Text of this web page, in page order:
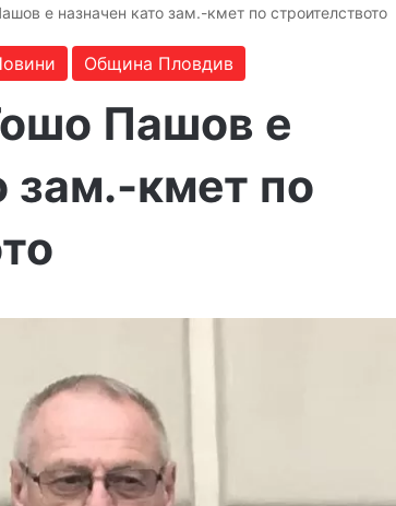
е назначен като зам.-кмет по строителството
Община Пловдив
Пашов е
зам.-кмет по